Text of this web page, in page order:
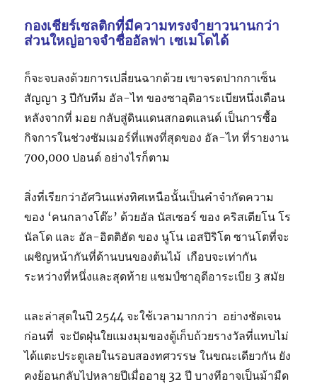
กองเชียร์เซลติกที่มีความทรงจำยาวนานกว่า
ส่วนใหญ่อาจจำชื่ออัลฟา เซเมโดได้
ก็จะจบลงด้วยการเปลี่ยนฉากด้วย เขาจรดปากกาเซ็น
สัญญา 3 ปีกับทีม อัล-ไท ของซาอุดิอาระเบียหนึ่งเดือน
หลังจากที่ มอย กลับสู่ดินแดนสกอตแลนด์ เป็นการซื้อ
กิจการในช่วงซัมเมอร์ที่แพงที่สุดของ อัล-ไท ที่รายงาน
700,000 ปอนด์ อย่างไรก็ตาม
สิ่งที่เรียกว่าอัศวินแห่งทิศเหนือนั้นเป็นคำจำกัดความ
ของ ‘คนกลางโต๊ะ’ ด้วยอัล นัสเซอร์ ของ คริสเตียโน โร
นัลโด และ อัล-อิตติฮัด ของ นูโน เอสปิริโต ซานโตที่จะ
เผชิญหน้ากันที่ด้านบนของต้นไม้ เกือบจะเท่ากัน
ระหว่างที่หนึ่งและสุดท้าย แชมป์ซาอุดีอาระเบีย 3 สมัย
และล่าสุดในปี 2544 จะใช้เวลามากกว่า อย่างชัดเจน
ก่อนที่ จะปัดฝุ่นใยแมงมุมของตู้เก็บถ้วยรางวัลที่แทบไม่
ได้แตะประตูเลยในรอบสองทศวรรษ ในขณะเดียวกัน ยัง
คงย้อนกลับไปหลายปีเมื่ออายุ 32 ปี บางทีอาจเป็นม้ามืด